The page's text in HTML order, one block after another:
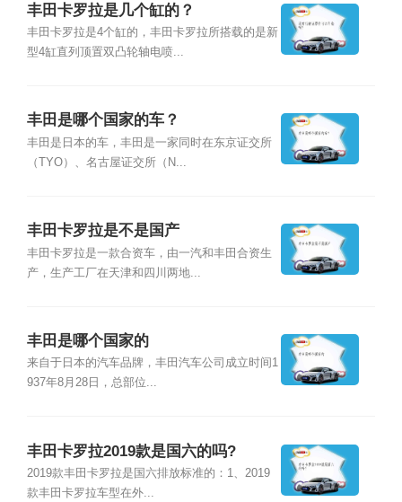
丰田卡罗拉是几个缸的？
丰田卡罗拉是4个缸的，丰田卡罗拉所搭载的是新
型4缸直列顶置双凸轮轴电喷...
丰田是哪个国家的车？
丰田是日本的车，丰田是一家同时在东京证交所
（TYO）、名古屋证交所（N...
丰田卡罗拉是不是国产
丰田卡罗拉是一款合资车，由一汽和丰田合资生
产，生产工厂在天津和四川两地...
丰田是哪个国家的
来自于日本的汽车品牌，丰田汽车公司成立时间1
937年8月28日，总部位...
丰田卡罗拉2019款是国六的吗?
2019款丰田卡罗拉是国六排放标准的：1、2019
款丰田卡罗拉车型在外...